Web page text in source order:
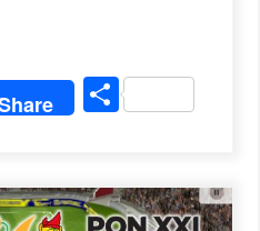
Share